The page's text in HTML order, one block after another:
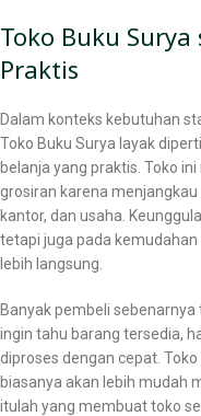
Toko Buku
Praktis
Dalam konteks kebutuhan
Toko Buku Surya layak
belanja yang praktis. Toko
grosiran karena
kantor, dan usaha.
tetapi juga pada
lebih langsung.
Banyak pembeli
ingin tahu barang tersedia,
diproses dengan cepat.
biasanya akan lebih mudah
itulah yang membuat toko